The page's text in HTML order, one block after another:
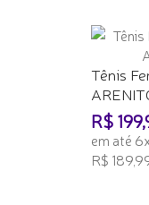
Tênis
R$
em até
R$